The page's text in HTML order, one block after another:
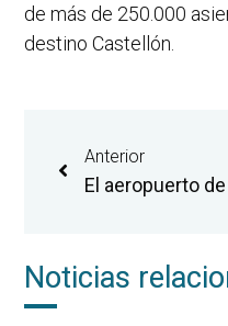
de más de 250.000
destino Castellón.
Anterior
Noticias